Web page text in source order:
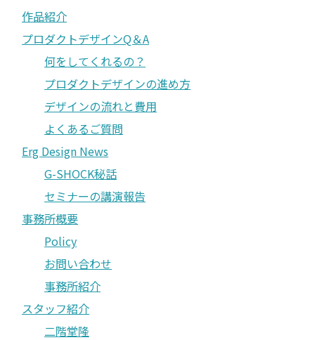
作品紹介
プロダクトデザインQ＆A
何をしてくれるの？
プロダクトデザインの進め方
デザインの流れと費用
よくあるご質問
Erg Design News
G-SHOCK秘話
セミナーの講演報告
事務所概要
Policy
お問い合わせ
事務所紹介
スタッフ紹介
二階堂隆